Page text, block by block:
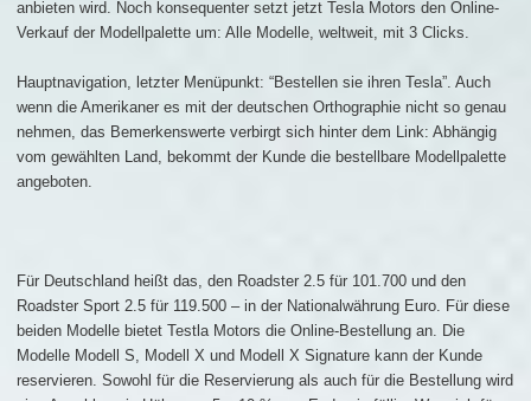
anbieten wird. Noch konsequenter setzt jetzt Tesla Motors den Online-
Verkauf der Modellpalette um: Alle Modelle, weltweit, mit 3 Clicks.
Hauptnavigation, letzter Menüpunkt: “Bestellen sie ihren Tesla”. Auch
wenn die Amerikaner es mit der deutschen Orthographie nicht so genau
nehmen, das Bemerkenswerte verbirgt sich hinter dem Link: Abhängig
vom gewählten Land, bekommt der Kunde die bestellbare Modellpalette
angeboten.
Für Deutschland heißt das, den Roadster 2.5 für 101.700 und den
Roadster Sport 2.5 für 119.500 – in der Nationalwährung Euro. Für diese
beiden Modelle bietet Testla Motors die Online-Bestellung an. Die
Modelle Modell S, Modell X und Modell X Signature kann der Kunde
reservieren. Sowohl für die Reservierung als auch für die Bestellung wird